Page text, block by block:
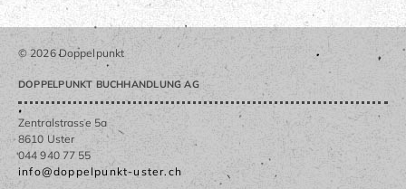
© 2026 Doppelpunkt
DOPPELPUNKT BUCHHANDLUNG AG
Zentralstrasse 5a
8610 Uster
044 940 77 55
info@doppelpunkt-uster.ch